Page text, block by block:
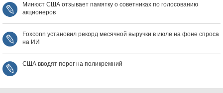
Минюст США отзывает памятку о советниках по голосованию
акционеров
Foxconn установил рекорд месячной выручки в июле на фоне спроса
на ИИ
США вводят порог на поликремний